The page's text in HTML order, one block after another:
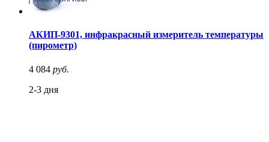
АКИП-9301, инфракрасный измеритель температуры
(пирометр)
4 084 руб.
2-3 дня